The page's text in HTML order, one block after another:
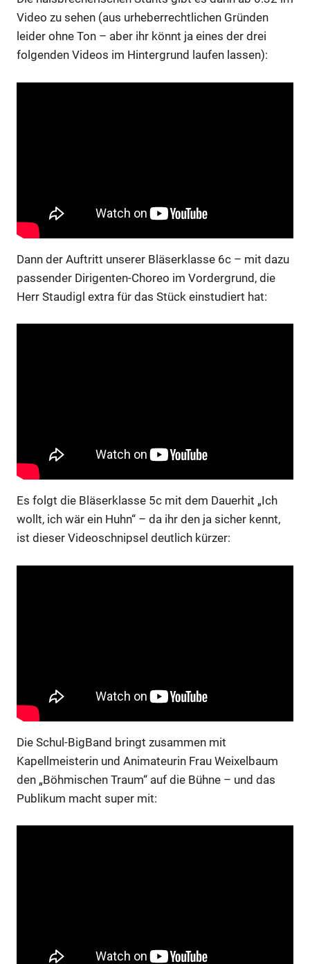
Video zu sehen (aus urheberrechtlichen Gründen
leider ohne Ton – aber ihr könnt ja eines der drei
folgenden Videos im Hintergrund laufen lassen):
Dann der Auftritt unserer Bläserklasse 6c – mit dazu
passender Dirigenten-Choreo im Vordergrund, die
Herr Staudigl extra für das Stück einstudiert hat:
Es folgt die Bläserklasse 5c mit dem Dauerhit „Ich
wollt, ich wär ein Huhn“ – da ihr den ja sicher kennt,
ist dieser Videoschnipsel deutlich kürzer:
Die Schul-BigBand bringt zusammen mit
Kapellmeisterin und Animateurin Frau Weixelbaum
den „Böhmischen Traum“ auf die Bühne – und das
Publikum macht super mit: